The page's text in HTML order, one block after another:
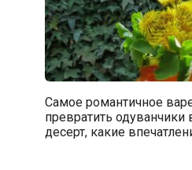
Самое романтичное
превратить
десерт, какие